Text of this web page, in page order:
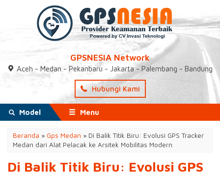
GPSNESIA Network
Aceh - Medan - Pekanbaru - Jakarta - Palembang - Bandung
Hubungi Kami
Model Menu
Beranda » Gps Medan » Di Balik Titik Biru: Evolusi GPS Tracker
Medan dari Alat Pelacak ke Arsitek Mobilitas Modern
Di Balik Titik Biru: Evolusi GPS